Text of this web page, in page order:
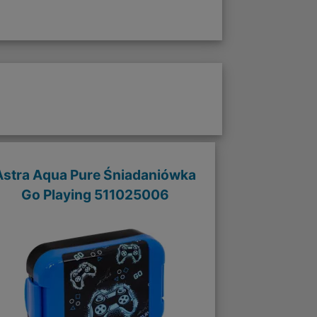
Aqua Pure Śniadaniówka
Go Playing 511025006